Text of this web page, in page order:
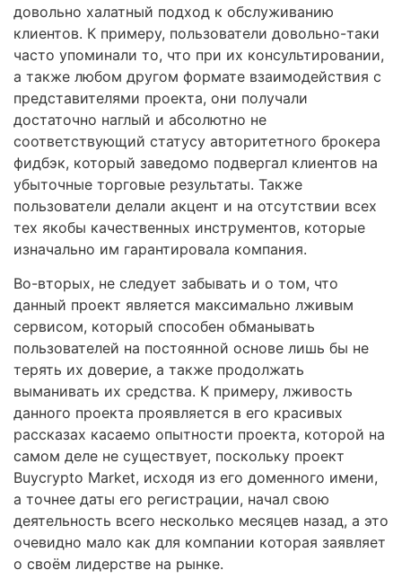
довольно халатный подход к обслуживанию
клиентов. К примеру, пользователи довольно-таки
часто упоминали то, что при их консультировании,
а также любом другом формате взаимодействия с
представителями проекта, они получали
достаточно наглый и абсолютно не
соответствующий статусу авторитетного брокера
фидбэк, который заведомо подвергал клиентов на
убыточные торговые результаты. Также
пользователи делали акцент и на отсутствии всех
тех якобы качественных инструментов, которые
изначально им гарантировала компания.
Во-вторых, не следует забывать и о том, что
данный проект является максимально лживым
сервисом, который способен обманывать
пользователей на постоянной основе лишь бы не
терять их доверие, а также продолжать
выманивать их средства. К примеру, лживость
данного проекта проявляется в его красивых
рассказах касаемо опытности проекта, которой на
самом деле не существует, поскольку проект
Buycrypto Market, исходя из его доменного имени,
а точнее даты его регистрации, начал свою
деятельность всего несколько месяцев назад, а это
очевидно мало как для компании которая заявляет
о своём лидерстве на рынке.